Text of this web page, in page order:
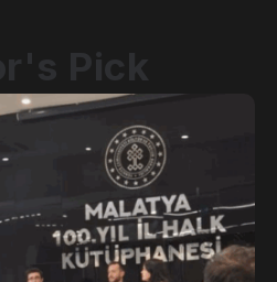
Pick